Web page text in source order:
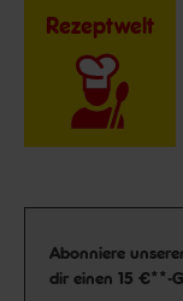
Rezeptwelt
Newsletter
Abonniere
dir einen 15 €**-